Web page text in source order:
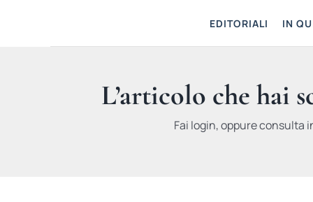
EDITORIALI IN
L’articolo che hai
Fai login, oppure consulta